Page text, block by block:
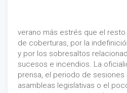
verano más estrés que el
de coberturas, por la
y por los sobresaltos
sucesos e incendios. La
prensa, el periodo de sesiones
asambleas legislativas o el